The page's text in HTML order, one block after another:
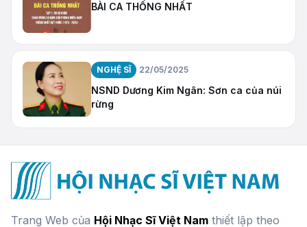
BÀI CA THỐNG NHẤT
NGHỆ SĨ 22/05/2025
NSND Dương Kim Ngân: Sơn ca của núi
rừng
Trang Web của Hội Nhạc Sĩ Việt Nam thiết lập theo